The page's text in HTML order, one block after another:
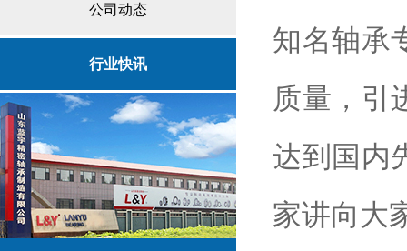
公司动态
行业快讯
知名轴承
质量，引
达到国内
家讲向大